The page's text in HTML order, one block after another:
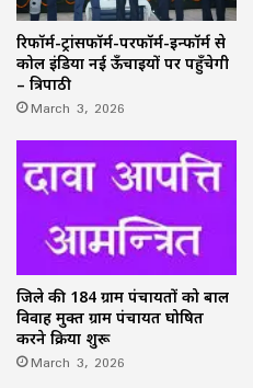
रिफॉर्म-ट्रांसफॉर्म-परफॉर्म-इन्फॉर्म से
कोल इंडिया नई ऊँचाइयों पर पहुँचेगी
– त्रिपाठी
March 3, 2026
जिले की 184 ग्राम पंचायतों को बाल
विवाह मुक्त ग्राम पंचायत घोषित
करने प्रक्रिया शुरू
March 3, 2026